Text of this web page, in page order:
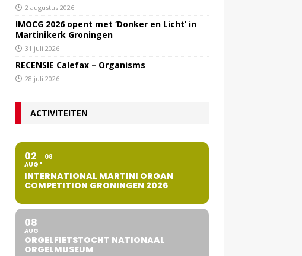
2 augustus 2026
IMOCG 2026 opent met ‘Donker en Licht’ in
Martinikerk Groningen
31 juli 2026
RECENSIE Calefax – Organisms
28 juli 2026
ACTIVITEITEN
02
AUG
08
INTERNATIONAL MARTINI ORGAN
COMPETITION GRONINGEN 2026
08
AUG
ORGELFIETSTOCHT NATIONAAL
ORGELMUSEUM